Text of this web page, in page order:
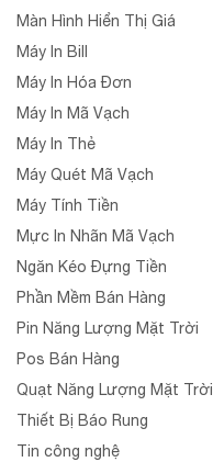
Màn Hình Hiển Thị Giá
Máy In Bill
Máy In Hóa Đơn
Máy In Mã Vạch
Máy In Thẻ
Máy Quét Mã Vạch
Máy Tính Tiền
Mực In Nhãn Mã Vạch
Ngăn Kéo Đựng Tiền
Phần Mềm Bán Hàng
Pin Năng Lượng Mặt Trời
Pos Bán Hàng
Quạt Năng Lượng Mặt Trời
Thiết Bị Báo Rung
Tin công nghệ